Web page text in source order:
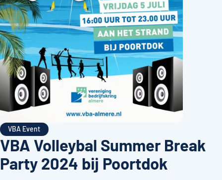
VBA Event
VBA Volleybal Summer Break
Party 2024 bij Poortdok